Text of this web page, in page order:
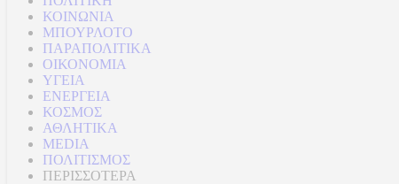
ΚΟΙΝΩΝΙΑ
ΜΠΟΥΡΛΟΤΟ
ΠΑΡΑΠΟΛΙΤΙΚΑ
ΟΙΚΟΝΟΜΙΑ
ΥΓΕΙΑ
ΕΝΕΡΓΕΙΑ
ΚΟΣΜΟΣ
ΑΘΛΗΤΙΚΑ
MEDIA
ΠΟΛΙΤΙΣΜΟΣ
ΠΕΡΙΣΣΟΤΕΡΑ